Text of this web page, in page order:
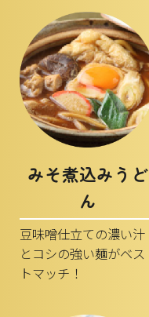
みそ煮込みうど
ん
豆味噌仕立ての濃い汁
とコシの強い麺がベス
トマッチ！